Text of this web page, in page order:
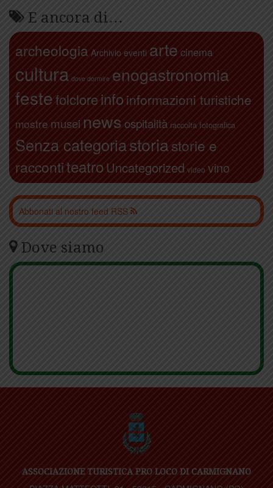
E ancora di…
archeologia Archivio eventi arte cinema
cultura dove dormire enogastronomia
festefolcloreinfo informazioni turistiche
mostre musei news ospitalità raccolta fotografica
Senza categoriastoriastorie e
raccontiteatro Uncategorized video vino
Abbonati al nostro feed RSS
Dove siamo
ASSOCIAZIONE TURISTICA PRO LOCO DI CARMIGNANO